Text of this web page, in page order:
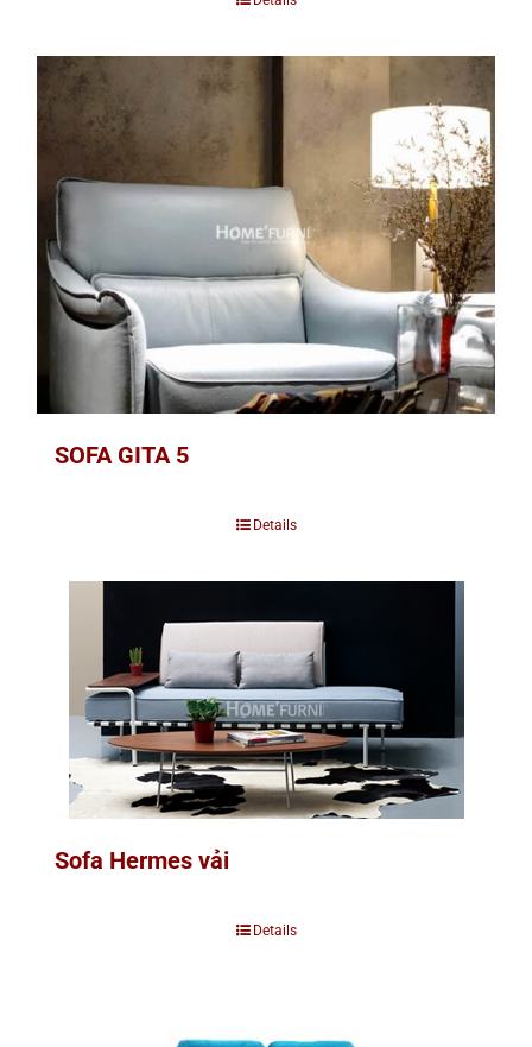
SOFA GITA 5
Details
Sofa Hermes vải
Details